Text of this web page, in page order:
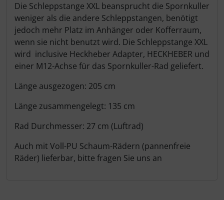
Die Schleppstange XXL beansprucht die Spornkuller
weniger als die andere Schleppstangen, benötigt
jedoch mehr Platz im Anhänger oder Kofferraum,
wenn sie nicht benutzt wird. Die Schleppstange XXL
wird inclusive Heckheber Adapter, HECKHEBER und
einer M12-Achse für das Spornkuller-Rad geliefert.
Länge ausgezogen: 205 cm
Länge zusammengelegt: 135 cm
Rad Durchmesser: 27 cm (Luftrad)
Auch mit Voll-PU Schaum-Rädern (pannenfreie
Räder) lieferbar, bitte fragen Sie uns an